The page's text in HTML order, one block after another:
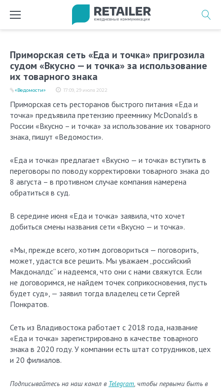
Приморская сеть «Еда и точка» пригрозила
судом «Вкусно — и точка» за использование
их товарного знака
17:09, 29 июля 2022
«Ведомости»
Приморская сеть ресторанов быстрого питания «Еда и
точка» предъявила претензию преемнику McDonald’s в
России «Вкусно – и точка» за использование их товарного
знака, пишут «Ведомости».
«Еда и точка» предлагает «Вкусно — и точка» вступить в
переговоры по поводу корректировки товарного знака до
8 августа – в противном случае компания намерена
обратиться в суд.
В середине июня «Еда и точка» заявила, что хочет
добиться смены названия сети «Вкусно — и точка».
«Мы, прежде всего, хотим договориться — поговорить,
может, удастся все решить. Мы уважаем „российский
Макдоналдс“ и надеемся, что они с нами свяжутся. Если
не договоримся, не найдем точек соприкосновения, пусть
будет суд», — заявил тогда владелец сети Сергей
Понкратов.
Сеть из Владивостока работает с 2018 года, название
«Еда и точка» зарегистрировано в качестве товарного
знака в 2020 году. У компании есть штат сотрудников, цех
и 20 филиалов.
Подписывайтесь на наш канал в Telegram, чтобы первыми быть в